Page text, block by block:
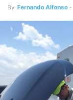
By Fernando Alfonso -